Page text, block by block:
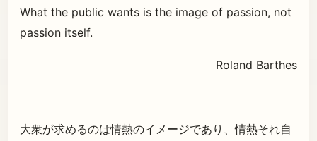
What the public wants is the image of passion, not
passion itself.
Roland Barthes
大衆が求めるのは情熱のイメージであり、情熱それ自